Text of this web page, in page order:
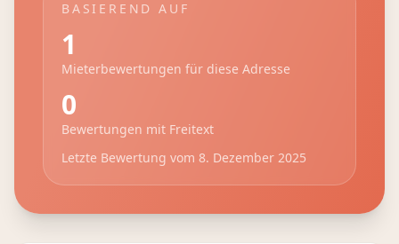
BASIEREND AUF
1
Mieterbewertungen für diese Adresse
0
Bewertungen mit Freitext
Letzte Bewertung vom 8. Dezember 2025